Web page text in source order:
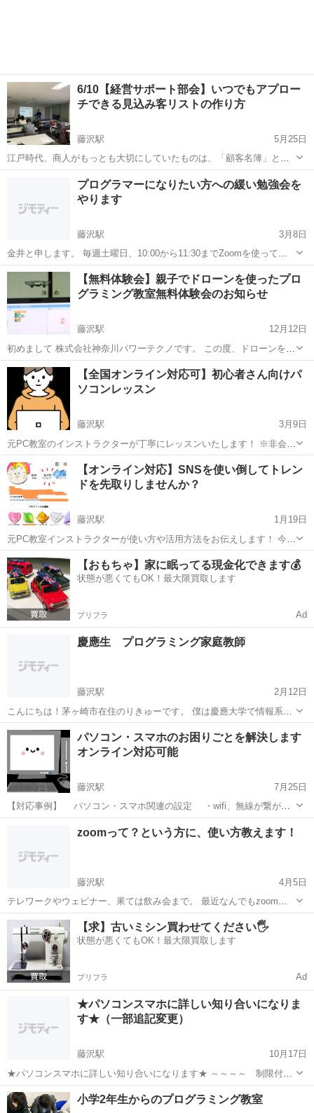
6/10【経営サポート部会】いつでもアプロー
チできる見込み客リストの作り方
藤沢駅
5月25日
江戸時代、商人がもっとも大切にしていたものは、「顧客名簿」とい
うお話しはかなり有名な話です。 ビジネスをする上で顧客名簿、見込
み客名簿はなくてはならないものですが、あなたは持っていますか？
今回は「見込み客名簿」の作成方...
藤沢駅 パソコン センター
プログラマーになりたい方への緩い勉強会を
やります
藤沢駅
3月8日
金井と申します。 毎週土曜日、10:00から11:30までZoomを使って勉
強会を行なっております。 元々は各々が興味のある分野を学習する自
由な時間としてやっておりましたが、 それに加えて、これからエンジ
ニアを目指...
神奈川 藤沢市 藤沢駅 プログラミング 興味
【無料体験会】親子でドローンを使ったプロ
グラミング教室無料体験会のお知らせ
藤沢駅
12月12日
初めまして 株式会社神奈川パワーテクノです。 この度、ドローンを使
用したプログラミング教室の開設にあたり、近隣にお住いの小学生３
年生～６年生を対象に体験会を開催します。 開催日時 2023年１月7
日・8日・9日（9：3...
神奈川 藤沢市 藤沢駅 プログラミング ドローン
【全国オンライン対応可】初心者さん向けパ
ソコンレッスン
藤沢駅
3月9日
元PC教室のインストラクターが丁寧にレッスンいたします！ ※非会員
ユーザー様からのお問い合わせが多く、アカウント登録をされないと
メッセージのやり取りに時差が生じる現象が多くなっておりますの
で、できるだけアカウントを登録され...
神奈川 藤沢市 パソコン プロフィール
【オンライン対応】SNSを使い倒してトレン
ドを先取りしませんか？
藤沢駅
1月19日
元PC教室インストラクターが使い方や活用方法をお伝えします！ 今や
就活にも使われるようになったSNSは お店のPRや自己表現には欠か
せないツールとなり、複数のSNSで連動させればより多くの方に見て
いただく機会が増えます。 ...
神奈川 藤沢市 藤沢駅 パソコン
【おもちゃ】家に眠ってる現金化できます💰
状態が悪くてもOK！最大限買取します
プリフラ Ad
慶應生 プログラミング家庭教師
藤沢駅
2月12日
こんにちは！茅ヶ崎市在住のりきゅーです。 僕は慶應大学で情報系を
専攻しており、学生エンジニアとして企業での開発経験もあります。
この度プログラミングが必須化された事を受けて何かお役に立てない
かと思い家庭教師をすること...
神奈川 藤沢市 プログラミング オンライン
パソコン・スマホのお困りごとを解決します
オンライン対応可能
藤沢駅
7月25日
【対応事例】 パソコン・スマホ関連の設定 ・wifi、無線が繋がら
ない ・パソコン・スマホのセットアップ及び初期設定 ・アプリケ
ーションのインストール ・セキュリティー設定 ・モデム、無線ル
パソコン オンライン
zoomって？という方に、使い方教えます！
藤沢駅
4月5日
テレワークやウェビナー、果ては飲み会まで。 最近なんでもzoomっ
て聞きますよね。 けど使い方がわからない、そんな方も多いのでは？
実は乗り遅れてしまった気がしているアナタに、マンツーマンでzoom
の使い方教えます。 L...
神奈川 藤沢市 藤沢駅 zoom
【求】古いミシン買わせてください🖐️
状態が悪くてもOK！最大限買取します
プリフラ Ad
★パソコンスマホに詳しい知り合いになりま
す★（一部追記変更）
藤沢駅
10月17日
★パソコンスマホに詳しい知り合いになります★ ～～～～ 制限付き
募集に変更します ～～～～～～ 募集が込み合っており、６５歳以上
の方限定とさせていただきます。 よろしくお願いいたします。 ～～～
神奈川 藤沢市 藤沢駅 Windows総合
小学2年生からのプログラミング教室